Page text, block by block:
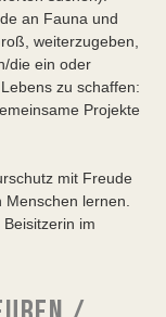
an Fauna und
weiterzugeben,
die ein oder
zu schaffen:
Projekte
mit Freude
lernen.
im